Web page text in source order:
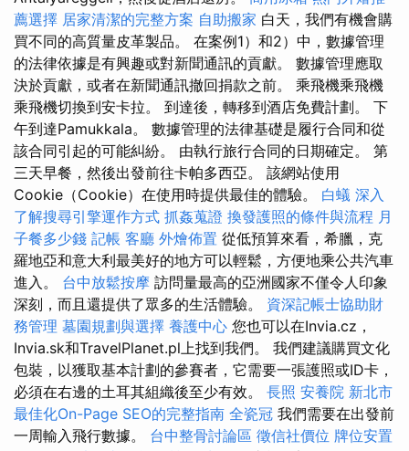
薦選擇 居家清潔的完整方案 自助搬家 白天，我們有機會購
買不同的高質量皮革製品。 在案例1）和2）中，數據管理
的法律依據是有興趣或對新聞通訊的貢獻。 數據管理應取
決於貢獻，或者在新聞通訊撤回捐款之前。 乘飛機乘飛機
乘飛機切換到安卡拉。 到達後，轉移到酒店免費計劃。 下
午到達Pamukkala。 數據管理的法律基礎是履行合同和從
該合同引起的可能糾紛。 由執行旅行合同的日期確定。 第
三天早餐，然後出發前往卡帕多西亞。 該網站使用
Cookie（Cookie）在使用時提供最佳的體驗。 白蟻 深入
了解搜尋引擎運作方式 抓姦蒐證 換發護照的條件與流程 月
子餐多少錢 記帳 客廳 外燴佈置 從低預算來看，希臘，克
羅地亞和意大利最美好的地方可以輕鬆，方便地乘公共汽車
進入。 台中放鬆按摩 訪問量最高的亞洲國家不僅令人印象
深刻，而且還提供了眾多的生活體驗。 資深記帳士協助財
務管理 墓園規劃與選擇 養護中心 您也可以在Invia.cz，
Invia.sk和TravelPlanet.pl上找到我們。 我們建議購買文化
包裝，以獲取基本計劃的參賽者，它需要一張護照或ID卡，
必須在右邊的土耳其組織後至少有效。 長照 安養院 新北市
最佳化On-Page SEO的完整指南 全瓷冠 我們需要在出發前
一周輸入飛行數據。 台中整骨討論區 徵信社價位 牌位安置